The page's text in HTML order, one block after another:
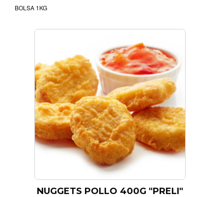
BOLSA 1KG
NUGGETS POLLO 400G "PRELI"